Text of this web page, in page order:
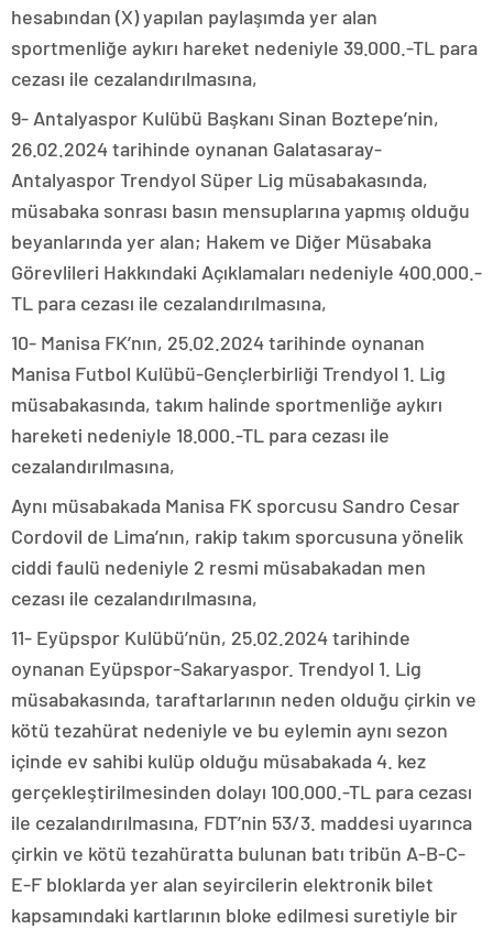
hesabından (X) yapılan paylaşımda yer alan
sportmenliğe aykırı hareket nedeniyle 39.000.-TL para
cezası ile cezalandırılmasına,
9- Antalyaspor Kulübü Başkanı Sinan Boztepe’nin,
26.02.2024 tarihinde oynanan Galatasaray-
Antalyaspor Trendyol Süper Lig müsabakasında,
müsabaka sonrası basın mensuplarına yapmış olduğu
beyanlarında yer alan; Hakem ve Diğer Müsabaka
Görevlileri Hakkındaki Açıklamaları nedeniyle 400.000.-
TL para cezası ile cezalandırılmasına,
10- Manisa FK’nın, 25.02.2024 tarihinde oynanan
Manisa Futbol Kulübü-Gençlerbirliği Trendyol 1. Lig
müsabakasında, takım halinde sportmenliğe aykırı
hareketi nedeniyle 18.000.-TL para cezası ile
cezalandırılmasına,
Aynı müsabakada Manisa FK sporcusu Sandro Cesar
Cordovil de Lima’nın, rakip takım sporcusuna yönelik
ciddi faulü nedeniyle 2 resmi müsabakadan men
cezası ile cezalandırılmasına,
11- Eyüpspor Kulübü’nün, 25.02.2024 tarihinde
oynanan Eyüpspor-Sakaryaspor. Trendyol 1. Lig
müsabakasında, taraftarlarının neden olduğu çirkin ve
kötü tezahürat nedeniyle ve bu eylemin aynı sezon
içinde ev sahibi kulüp olduğu müsabakada 4. kez
gerçekleştirilmesinden dolayı 100.000.-TL para cezası
ile cezalandırılmasına, FDT’nin 53/3. maddesi uyarınca
çirkin ve kötü tezahüratta bulunan batı tribün A-B-C-
E-F bloklarda yer alan seyircilerin elektronik bilet
kapsamındaki kartlarının bloke edilmesi suretiyle bir